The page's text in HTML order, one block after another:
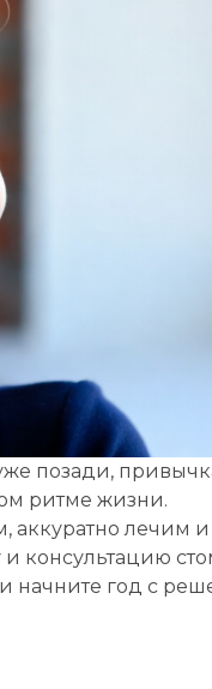
здесь
что принимаете
позади, привычка
ритме жизни.
лечим
начните год с